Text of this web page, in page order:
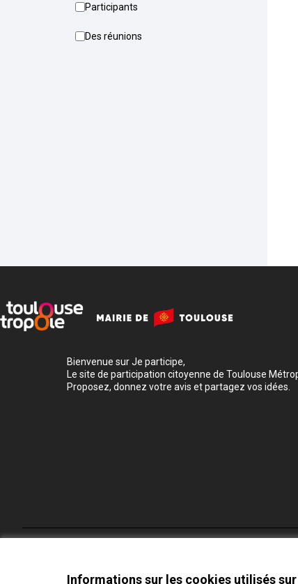
Informations sur les cookies utilisés
Participants
Des réunions
Bienvenue sur Je participe,
Le site de participation citoyenne de Toulouse
Proposez, donnez votre avis et partagez vos idées.